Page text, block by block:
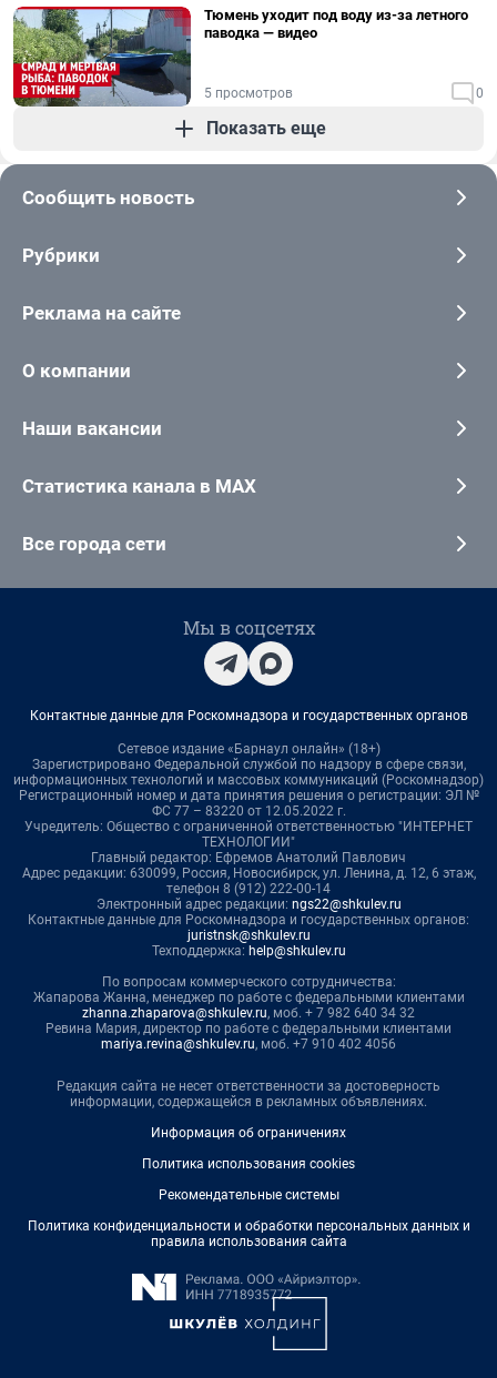
Тюмень уходит под воду из-за летного
паводка — видео
5 просмотров 0
Показать еще
Сообщить новость
Рубрики
Реклама на сайте
О компании
Наши вакансии
Статистика канала в MAX
Все города сети
Мы в соцсетях
Контактные данные для Роскомнадзора и государственных органов
Сетевое издание «Барнаул онлайн» (18+)
Зарегистрировано Федеральной службой по надзору в сфере связи,
информационных технологий и массовых коммуникаций (Роскомнадзор)
Регистрационный номер и дата принятия решения о регистрации: ЭЛ №
ФС 77 – 83220 от 12.05.2022 г.
Учредитель: Общество с ограниченной ответственностью "ИНТЕРНЕТ
ТЕХНОЛОГИИ"
Главный редактор: Ефремов Анатолий Павлович
Адрес редакции: 630099, Россия, Новосибирск, ул. Ленина, д. 12, 6 этаж,
телефон 8 (912) 222-00-14
Электронный адрес редакции: ngs22@shkulev.ru
Контактные данные для Роскомнадзора и государственных органов:
juristnsk@shkulev.ru
Техподдержка: help@shkulev.ru
По вопросам коммерческого сотрудничества:
Жапарова Жанна, менеджер по работе с федеральными клиентами
zhanna.zhaparova@shkulev.ru, моб. + 7 982 640 34 32
Ревина Мария, директор по работе с федеральными клиентами
mariya.revina@shkulev.ru, моб. +7 910 402 4056
Редакция сайта не несет ответственности за достоверность
информации, содержащейся в рекламных объявлениях.
Информация об ограничениях
Политика использования cookies
Рекомендательные системы
Политика конфиденциальности и обработки персональных данных и
правила использования сайта